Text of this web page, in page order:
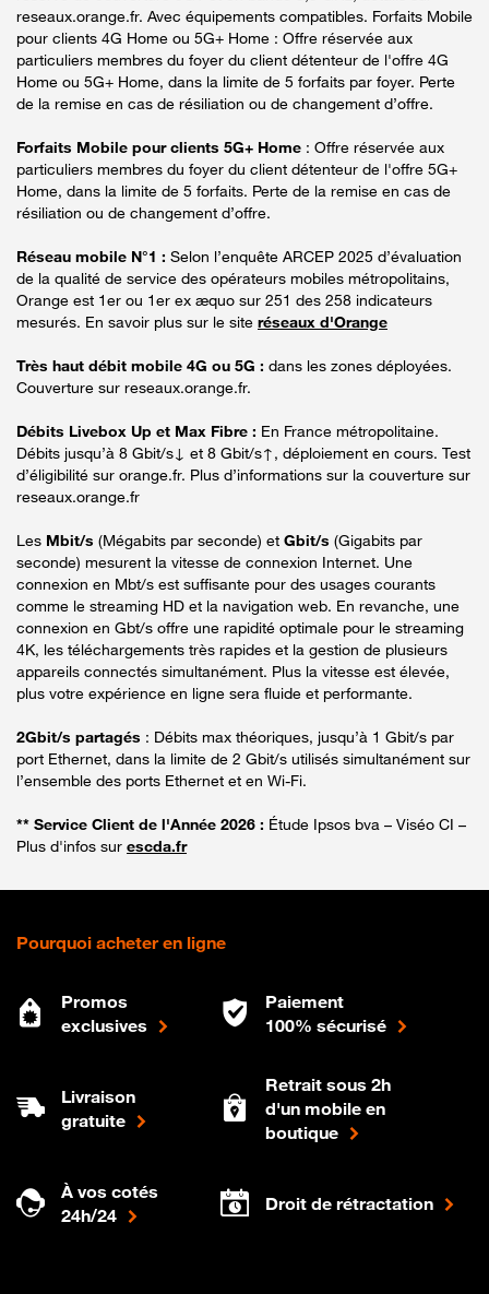
reseaux.orange.fr. Avec équipements compatibles. Forfaits Mobile
pour clients 4G Home ou 5G+ Home : Offre réservée aux
particuliers membres du foyer du client détenteur de l'offre 4G
Home ou 5G+ Home, dans la limite de 5 forfaits par foyer. Perte
de la remise en cas de résiliation ou de changement d’offre.
Forfaits Mobile pour clients 5G+ Home : Offre réservée aux
particuliers membres du foyer du client détenteur de l'offre 5G+
Home, dans la limite de 5 forfaits. Perte de la remise en cas de
résiliation ou de changement d’offre.
Réseau mobile N°1 : Selon l’enquête ARCEP 2025 d’évaluation
de la qualité de service des opérateurs mobiles métropolitains,
Orange est 1er ou 1er ex æquo sur 251 des 258 indicateurs
mesurés. En savoir plus sur le site réseaux d'Orange
Très haut débit mobile 4G ou 5G : dans les zones déployées.
Couverture sur reseaux.orange.fr.
Débits Livebox Up et Max Fibre : En France métropolitaine.
Débits jusqu’à 8 Gbit/s↓ et 8 Gbit/s↑, déploiement en cours. Test
d’éligibilité sur orange.fr. Plus d’informations sur la couverture sur
reseaux.orange.fr
Les Mbit/s (Mégabits par seconde) et Gbit/s (Gigabits par
seconde) mesurent la vitesse de connexion Internet. Une
connexion en Mbt/s est suffisante pour des usages courants
comme le streaming HD et la navigation web. En revanche, une
connexion en Gbt/s offre une rapidité optimale pour le streaming
4K, les téléchargements très rapides et la gestion de plusieurs
appareils connectés simultanément. Plus la vitesse est élevée,
plus votre expérience en ligne sera fluide et performante.
2Gbit/s partagés : Débits max théoriques, jusqu’à 1 Gbit/s par
port Ethernet, dans la limite de 2 Gbit/s utilisés simultanément sur
l’ensemble des ports Ethernet et en Wi-Fi.
** Service Client de l'Année 2026 : Étude Ipsos bva – Viséo CI –
Plus d'infos sur escda.fr
Pourquoi acheter en ligne
Promos
exclusives
Paiement
100% sécurisé
Livraison
gratuite
Retrait sous 2h
d'un mobile en
boutique
À vos cotés
24h/24
Droit de rétractation